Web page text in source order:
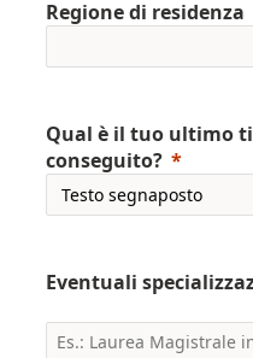
Regione di residenza
Qual è il tuo ultimo
conseguito?
Eventuali